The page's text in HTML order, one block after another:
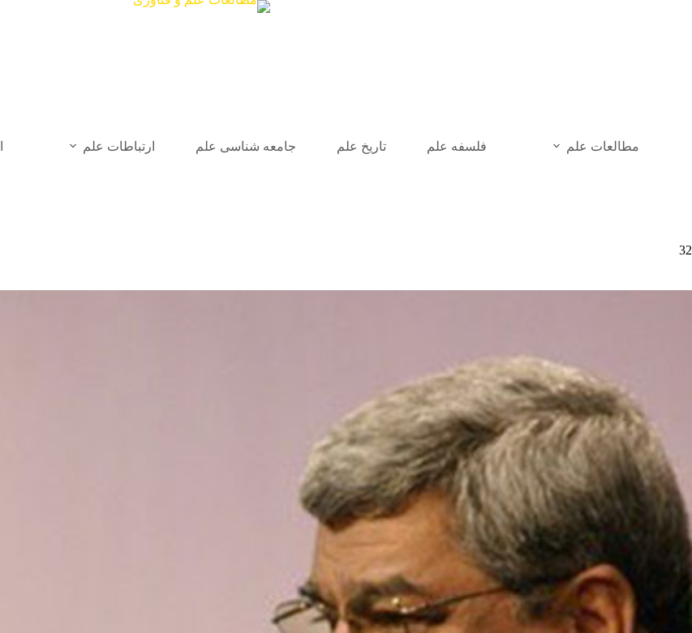
مطالعات علم فلسفه علم تاریخ علم جامعه شناسی علم ارتباطات علم
32